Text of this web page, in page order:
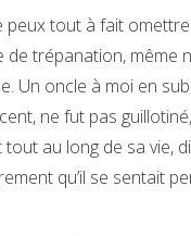
peux tout à fait
de trépanation, même
Un oncle à moi en
ne fut pas
au long de sa vie,
qu’il se sentait